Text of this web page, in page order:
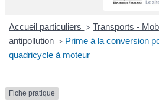
R
Accueil particuliers > Transports -
antipollution > Prime à la conversion
quadricycle à moteur
Fiche pratique